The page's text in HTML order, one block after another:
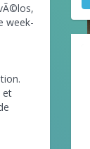
week-
et